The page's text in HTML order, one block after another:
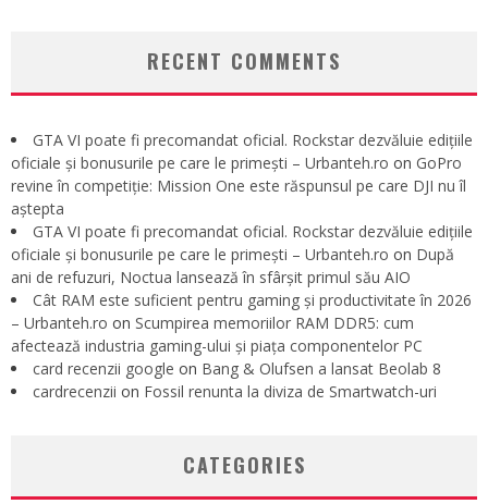
RECENT COMMENTS
GTA VI poate fi precomandat oficial. Rockstar dezvăluie edițiile
oficiale și bonusurile pe care le primești – Urbanteh.ro on GoPro
revine în competiție: Mission One este răspunsul pe care DJI nu îl
aștepta
GTA VI poate fi precomandat oficial. Rockstar dezvăluie edițiile
oficiale și bonusurile pe care le primești – Urbanteh.ro on După
ani de refuzuri, Noctua lansează în sfârșit primul său AIO
Cât RAM este suficient pentru gaming și productivitate în 2026
– Urbanteh.ro on Scumpirea memoriilor RAM DDR5: cum
afectează industria gaming-ului și piața componentelor PC
card recenzii google on Bang & Olufsen a lansat Beolab 8
cardrecenzii on Fossil renunta la diviza de Smartwatch-uri
CATEGORIES